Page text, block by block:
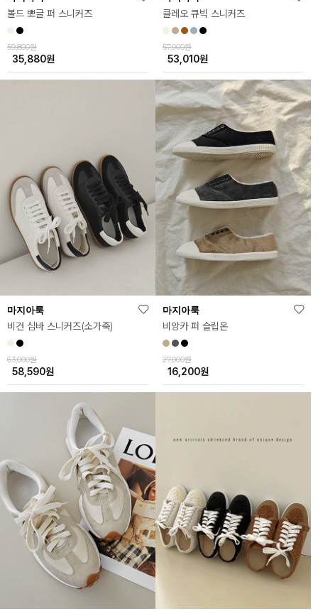
볼드 뽀글 퍼 스니커즈
59,800원
35,880원
클레오 큐빅 스니커즈
57,000원
53,010원
마지아룩
비건 심바 스니커즈(소가죽)
63,000원
58,590원
마지아룩
비앙카 퍼 슬립온
27,000원
16,200원